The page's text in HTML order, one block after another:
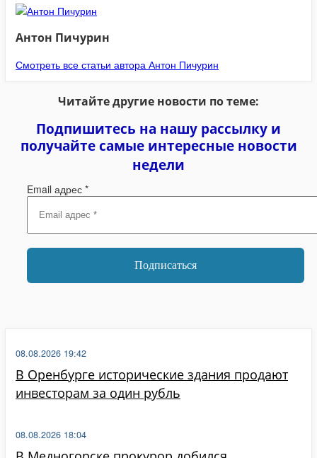
Антон Пичурин
Смотреть все статьи автора Антон Пичурин
Читайте другие новости по теме:
Подпишитесь на нашу рассылку и
получайте самые интересные новости
недели
Email адрес *
В Оренбурге исторические здания продают
инвесторам за один рубль
08.08.2026 19:42
08.08.2026 18:04